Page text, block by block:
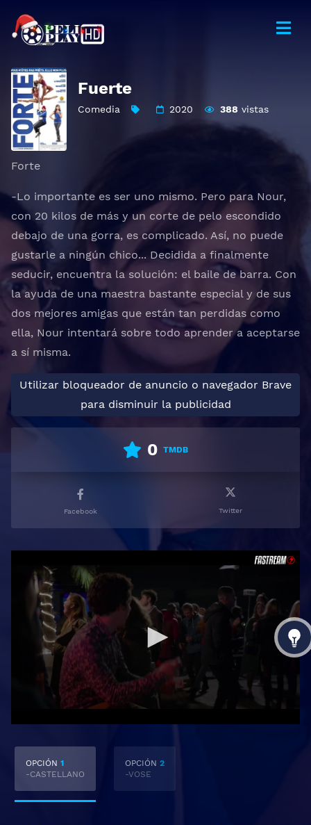
Fuerte
Comedia 2020 388 vistas
Forte
-Lo importante es ser uno mismo. Pero para Nour,
con 20 kilos de más y un corte de pelo escondido
debajo de una gorra, es complicado. Así, no puede
gustarle a ningún chico... Decidida a finalmente
seducir, encuentra la solución: el baile de barra. Con
la ayuda de una maestra bastante especial y de sus
dos mejores amigas que están tan perdidas como
ella, Nour intentará sobre todo aprender a aceptarse
a sí misma.
Utilizar bloqueador de anuncio o navegador Brave
para disminuir la publicidad
0 TMDB
Facebook Twitter
OPCIÓN 1
-CASTELLANO
OPCIÓN 2
-VOSE